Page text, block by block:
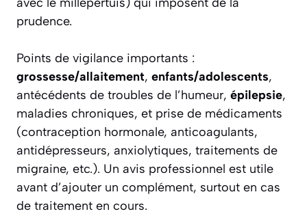
prudence.
Points de vigilance importants :
grossesse/allaitement, enfants/adolescents,
antécédents de troubles de l’humeur, épilepsie,
maladies chroniques, et prise de médicaments
(contraception hormonale, anticoagulants,
antidépresseurs, anxiolytiques, traitements de
migraine, etc.). Un avis professionnel est utile
avant d’ajouter un complément, surtout en cas
de traitement en cours.